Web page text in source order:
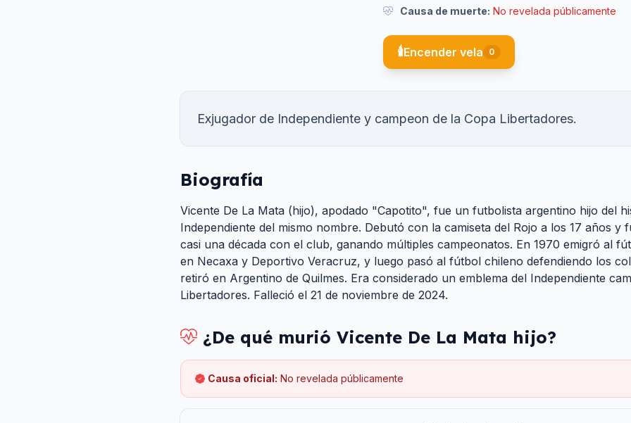
Causa de muerte: No revelada públicamente
🕯️Encender vela 0
Exjugador de Independiente y campeon de la Copa Libertadores.
Biografía
Vicente De La Mata (hijo), apodado "Capotito", fue un futbolista argentino hijo del
Independiente del mismo nombre. Debutó con la camiseta del Rojo a los 17 años y
casi una década con el club, ganando múltiples campeonatos. En 1970 emigró al
en Necaxa y Deportivo Veracruz, y luego pasó al fútbol chileno defendiendo los
retiró en Argentino de Quilmes. Era considerado un emblema del Independiente
Libertadores. Falleció el 21 de noviembre de 2024.
¿De qué murió Vicente De La Mata hijo?
Causa oficial: No revelada públicamente